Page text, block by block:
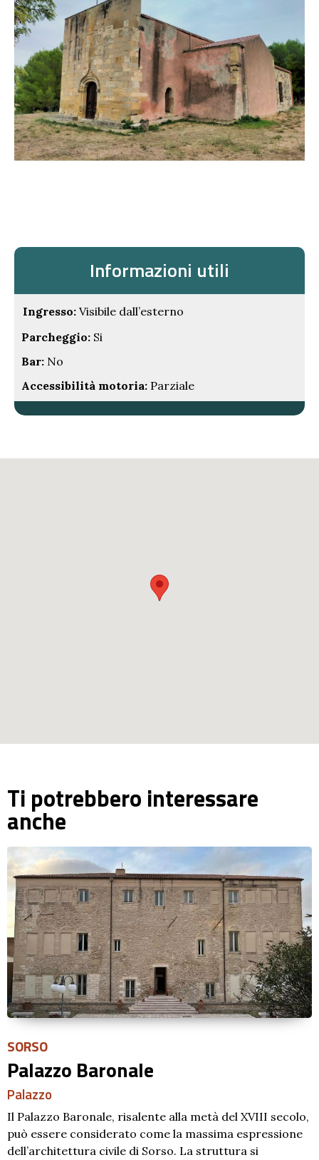
Informazioni utili
Ingresso: Visibile dall’esterno
Parcheggio: Si
Bar: No
Accessibilità motoria: Parziale
Ti potrebbero interessare
anche
SORSO
Palazzo Baronale
Palazzo
Il Palazzo Baronale, risalente alla metà del XVIII secolo,
può essere considerato come la massima espressione
dell’architettura civile di Sorso. La struttura si